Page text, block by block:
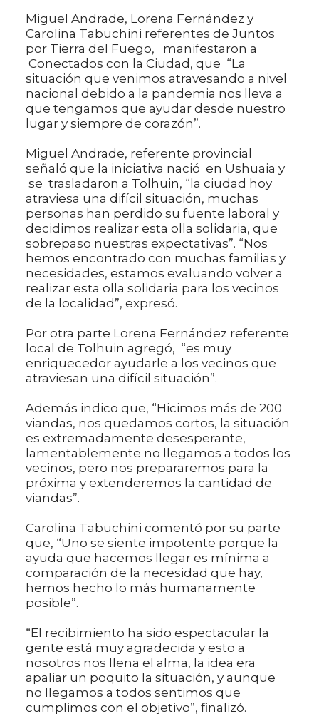
Miguel Andrade, Lorena Fernández y
Carolina Tabuchini referentes de Juntos
por Tierra del Fuego, manifestaron a
Conectados con la Ciudad, que “La
situación que venimos atravesando a nivel
nacional debido a la pandemia nos lleva a
que tengamos que ayudar desde nuestro
lugar y siempre de corazón”.
Miguel Andrade, referente provincial
señaló que la iniciativa nació en Ushuaia y
se trasladaron a Tolhuin, “la ciudad hoy
atraviesa una difícil situación, muchas
personas han perdido su fuente laboral y
decidimos realizar esta olla solidaria, que
sobrepaso nuestras expectativas”. “Nos
hemos encontrado con muchas familias y
necesidades, estamos evaluando volver a
realizar esta olla solidaria para los vecinos
de la localidad”, expresó.
Por otra parte Lorena Fernández referente
local de Tolhuin agregó, “es muy
enriquecedor ayudarle a los vecinos que
atraviesan una difícil situación”.
Además indico que, “Hicimos más de 200
viandas, nos quedamos cortos, la situación
es extremadamente desesperante,
lamentablemente no llegamos a todos los
vecinos, pero nos prepararemos para la
próxima y extenderemos la cantidad de
viandas”.
Carolina Tabuchini comentó por su parte
que, “Uno se siente impotente porque la
ayuda que hacemos llegar es mínima a
comparación de la necesidad que hay,
hemos hecho lo más humanamente
posible”.
“El recibimiento ha sido espectacular la
gente está muy agradecida y esto a
nosotros nos llena el alma, la idea era
apaliar un poquito la situación, y aunque
no llegamos a todos sentimos que
cumplimos con el objetivo”, finalizó.